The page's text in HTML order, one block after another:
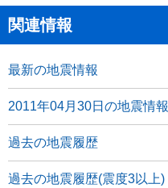
関連情報
最新の地震情報
2011年04月30日の地震情報
過去の地震履歴
過去の地震履歴(震度3以上)